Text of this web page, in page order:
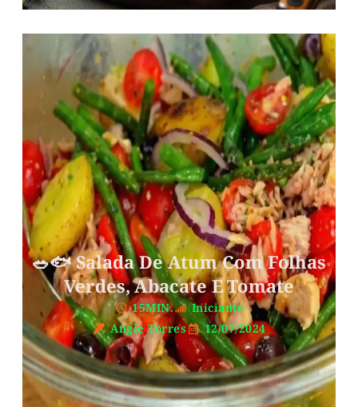
🥗🐟 Salada De Atum Com Folhas
Verdes, Abacate E Tomate
15MIN.
Iniciante
Angie Torres
12/07/2024